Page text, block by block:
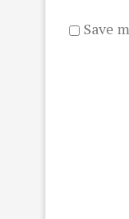
Save